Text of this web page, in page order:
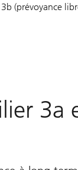
(prévoyance
3a